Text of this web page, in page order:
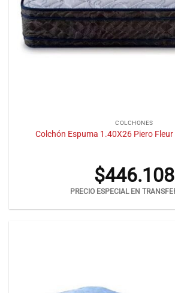
COLCHONES
Colchón Espuma 1.40X26 Piero
$446.108
PRECIO ESPECIAL EN